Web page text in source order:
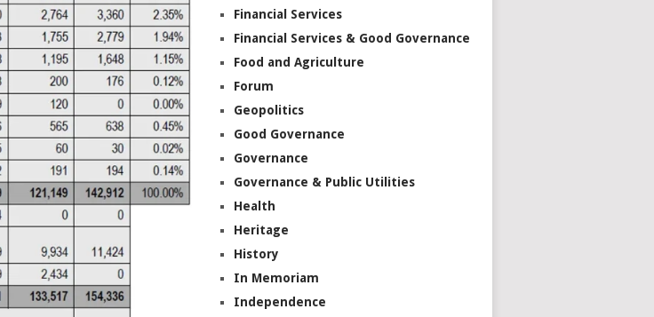
Financial Services
Financial Services & Good Governance
Food and Agriculture
Forum
Geopolitics
Good Governance
Governance
Governance & Public Utilities
Health
Heritage
History
In Memoriam
Independence